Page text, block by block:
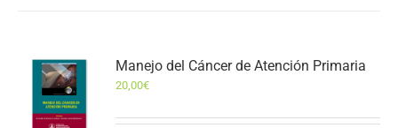
Manejo del Cáncer de Atención Primaria
20,00€